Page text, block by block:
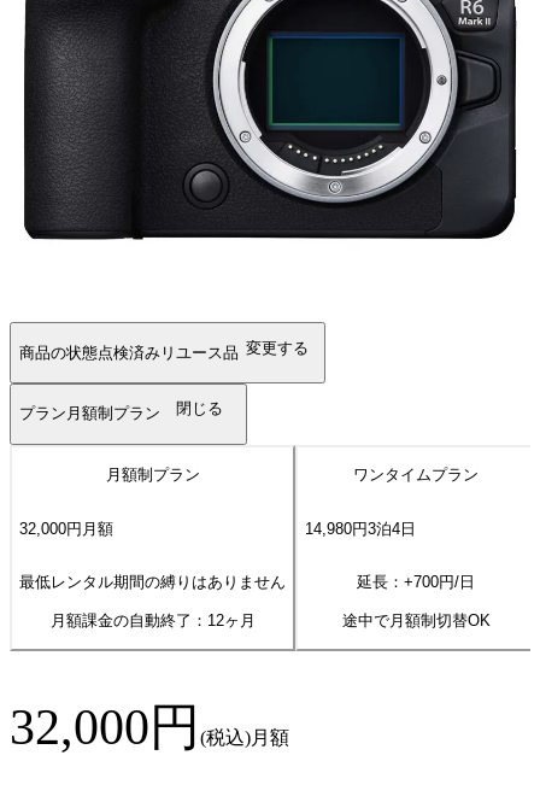
商品の状態点検済みリユース品 変更する
プラン 月額制プラン 閉じる
月額制プラン
32,000円 月額
最低レンタル期間の縛りはありません
月額課金の自動終了： 12ヶ月
ワンタイムプラン
14,980円3泊4日
延長：+700円/日
途中で月額制切替OK
32,000円 (税込)月額